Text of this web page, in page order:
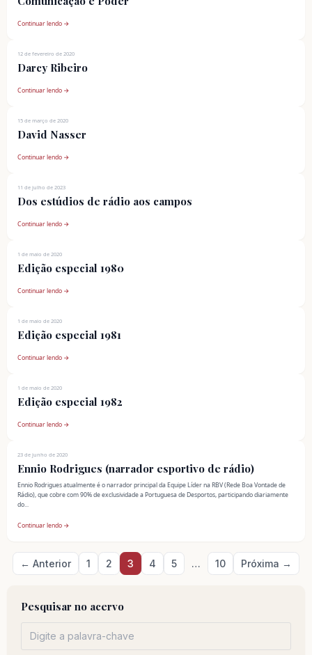
Continuar lendo →
12 de fevereiro de 2020
Darcy Ribeiro
Continuar lendo →
15 de março de 2020
David Nasser
Continuar lendo →
11 de julho de 2023
Dos estúdios de rádio aos campos
Continuar lendo →
1 de maio de 2020
Edição especial 1980
Continuar lendo →
1 de maio de 2020
Edição especial 1981
Continuar lendo →
1 de maio de 2020
Edição especial 1982
Continuar lendo →
23 de junho de 2020
Ennio Rodrigues (narrador esportivo de rádio)
Ennio Rodrigues atualmente é o narrador principal da Equipe Líder na RBV (Rede Boa Vontade de
Rádio), que cobre com 90% de exclusividade a Portuguesa de Desportos, participando diariamente
do...
Continuar lendo →
Paginação
de
← Anterior 1 2 3 4 5 … 10 Próxima →
Pesquisar no acervo